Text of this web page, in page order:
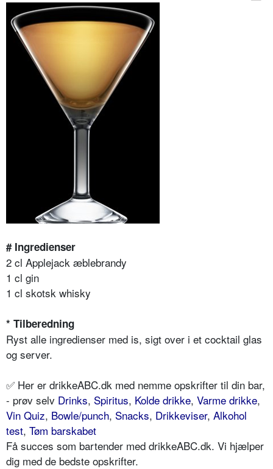
# Ingredienser
2 cl Applejack æblebrandy
1 cl gin
1 cl skotsk whisky
* Tilberedning
Ryst alle ingredienser med is, sigt over i et cocktail glas
og server.
✅ Her er drikkeABC.dk med nemme opskrifter til din bar,
- prøv selv Drinks, Spiritus, Kolde drikke, Varme drikke,
Vin Quiz, Bowle/punch, Snacks, Drikkeviser, Alkohol
test, Tøm barskabet
Få succes som bartender med drikkeABC.dk. Vi hjælper
dig med de bedste opskrifter.